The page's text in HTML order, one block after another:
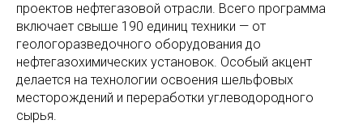
проектов нефтегазовой отрасли. Всего программа
включает свыше 190 единиц техники — от
геологоразведочного оборудования до
нефтегазохимических установок. Особый акцент
делается на технологии освоения шельфовых
месторождений и переработки углеводородного
сырья.